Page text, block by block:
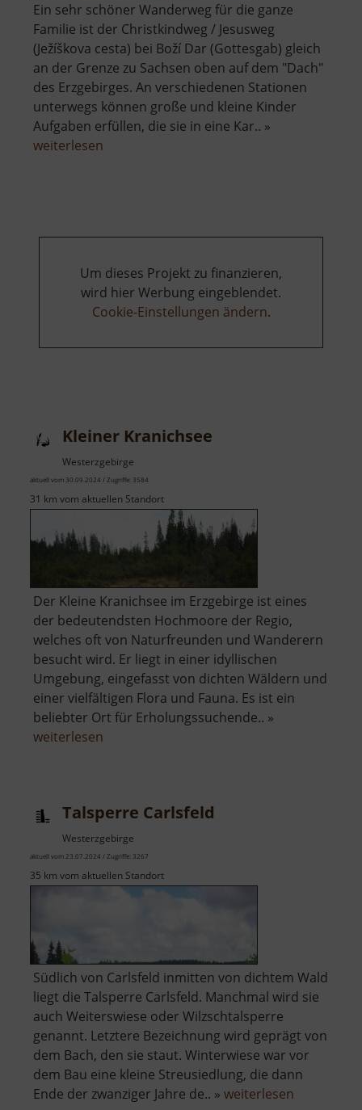
Ein sehr schöner Wanderweg für die ganze
Familie ist der Christkindweg / Jesusweg
(Ježíškova cesta) bei Boží Dar (Gottesgab) gleich
an der Grenze zu Sachsen oben auf dem "Dach"
des Erzgebirges. An verschiedenen Stationen
unterwegs können große und kleine Kinder
Aufgaben erfüllen, die sie in eine Kar.. »
weiterlesen
Um dieses Projekt zu finanzieren,
wird hier Werbung eingeblendet.
Cookie-Einstellungen ändern.
Kleiner Kranichsee
Westerzgebirge
aktuell vom 30.09.2024 / Zugriffe: 3584
31 km vom aktuellen Standort
Der Kleine Kranichsee im Erzgebirge ist eines
der bedeutendsten Hochmoore der Regio,
welches oft von Naturfreunden und Wanderern
besucht wird. Er liegt in einer idyllischen
Umgebung, eingefasst von dichten Wäldern und
einer vielfältigen Flora und Fauna. Es ist ein
beliebter Ort für Erholungssuchende.. »
weiterlesen
Talsperre Carlsfeld
Westerzgebirge
aktuell vom 23.07.2024 / Zugriffe: 3267
35 km vom aktuellen Standort
Südlich von Carlsfeld inmitten von dichtem Wald
liegt die Talsperre Carlsfeld. Manchmal wird sie
auch Weiterswiese oder Wilzschtalsperre
genannt. Letztere Bezeichnung wird geprägt von
dem Bach, den sie staut. Winterwiese war vor
dem Bau eine kleine Streusiedlung, die dann
Ende der zwanziger Jahre de.. » weiterlesen